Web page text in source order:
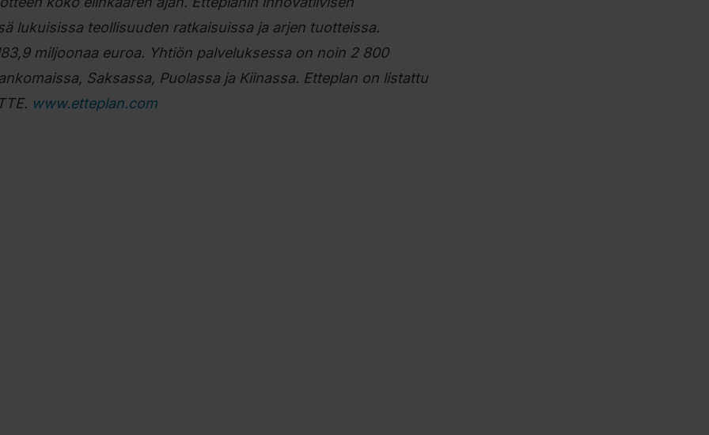
lukuisissa teollisuuden ratkaisuissa ja arjen tuotteissa.
miljoonaa euroa. Yhtiön palveluksessa on noin 2 800
Saksassa, Puolassa ja Kiinassa. Etteplan on listattu
www.etteplan.com